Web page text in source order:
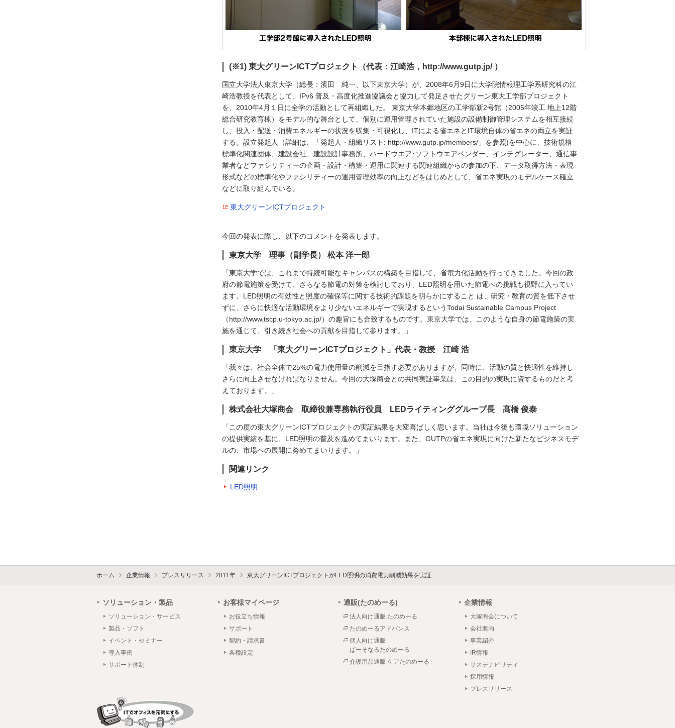
(※1) 東大グリーンICTプロジェクト（代表：江崎浩，http://www.gutp.jp/ ）
国立大学法人東京大学（総長：濱田 純一、以下東京大学）が、2008年6月9日に大学院情報理工学系研究科の江
崎浩教授を代表として、IPv6 普及・高度化推進協議会と協力して発足させたグリーン東大工学部プロジェクト
を、2010年4月１日に全学の活動として再組織した。 東京大学本郷地区の工学部新2号館（2005年竣工 地上12階
総合研究教育棟）をモデル的な舞台として、個別に運用管理されていた施設の設備制御管理システムを相互接続
し、投入・配送・消費エネルギーの状況を収集・可視化し、ITによる省エネとIT環境自体の省エネの両立を実証
する。設立発起人（詳細は、「発起人・組織リスト: http://www.gutp.jp/members/」を参照)を中心に、技術規格
標準化関連団体、建設会社、建設設計事務所、ハードウエア･ソフトウエアベンダー、インテグレーター、通信事
業者などファシリティーの企画・設計・構築・運用に関連する関連組織からの参加の下、データ取得方法・表現
形式などの標準化やファシリティーの運用管理効率の向上などをはじめとして、省エネ実現のモデルケース確立
などに取り組んでいる。
東大グリーンICTプロジェクト
今回の発表に際し、以下のコメントを発表します。
東京大学 理事（副学長） 松本 洋一郎
「東京大学では、これまで持続可能なキャンパスの構築を目指して、省電力化活動を行ってきました。今回の政
府の節電施策を受けて、さらなる節電の対策を検討しており、LED照明を用いた節電への挑戦も視野に入ってい
ます。LED照明の有効性と照度の確保等に関する技術的課題を明らかにすること は、研究・教育の質を低下させ
ずに、さらに快適な活動環境をより少ないエネルギーで実現するというTodai Sustainable Campus Project
（http://www.tscp.u-tokyo.ac.jp/）の趣旨にも合致するものです。東京大学では、このような自身の節電施策の実
施を通じて、引き続き社会への貢献を目指して参ります。」
東京大学 「東大グリーンICTプロジェクト」代表・教授 江崎 浩
「我々は、社会全体で25%の電力使用量の削減を目指す必要がありますが、同時に、活動の質と快適性を維持し
さらに向上させなければなりません。今回の大塚商会との共同実証事業は、この目的の実現に資するものだと考
えております。」
株式会社大塚商会 取締役兼専務執行役員 LEDライティンググループ長 髙橋 俊泰
「この度の東大グリーンICTプロジェクトの実証結果を大変喜ばしく思います。当社は今後も環境ソリューション
の提供実績を基に、LED照明の普及を進めてまいります。また、GUTPの省エネ実現に向けた新たなビジネスモデ
ルの、市場への展開に努めてまいります。」
関連リンク
LED照明
ホーム 企業情報 プレスリリース 2011年 東大グリーンICTプロジェクトがLED照明の消費電力削減効果を実証
ソリューション・製品
ソリューション・サービス
製品・ソフト
イベント・セミナー
導入事例
サポート体制
お客様マイページ
お役立ち情報
サポート
契約・請求書
各種設定
通販(たのめーる)
法人向け通販 たのめーる
たのめーるアドバンス
個人向け通販
ぱーそなるたのめーる
介護用品通販 ケアたのめーる
企業情報
大塚商会について
会社案内
事業紹介
IR情報
サステナビリティ
採用情報
プレスリリース